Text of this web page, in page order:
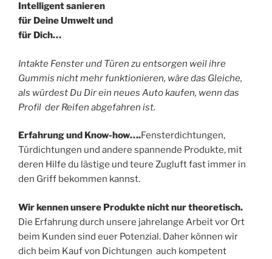
Intelligent sanieren
für Deine Umwelt und
für Dich…
Intakte Fenster und Türen zu entsorgen weil ihre
Gummis nicht mehr funktionieren, wäre das Gleiche,
als würdest Du Dir ein neues Auto kaufen, wenn das
Profil der Reifen abgefahren ist.
Erfahrung und Know-how….Fensterdichtungen,
Türdichtungen und andere spannende Produkte, mit
deren Hilfe du lästige und teure Zugluft fast immer in
den Griff bekommen kannst.
Wir kennen unsere Produkte nicht nur theoretisch.
Die Erfahrung durch unsere jahrelange Arbeit vor Ort
beim Kunden sind euer Potenzial. Daher können wir
dich beim Kauf von Dichtungen auch kompetent